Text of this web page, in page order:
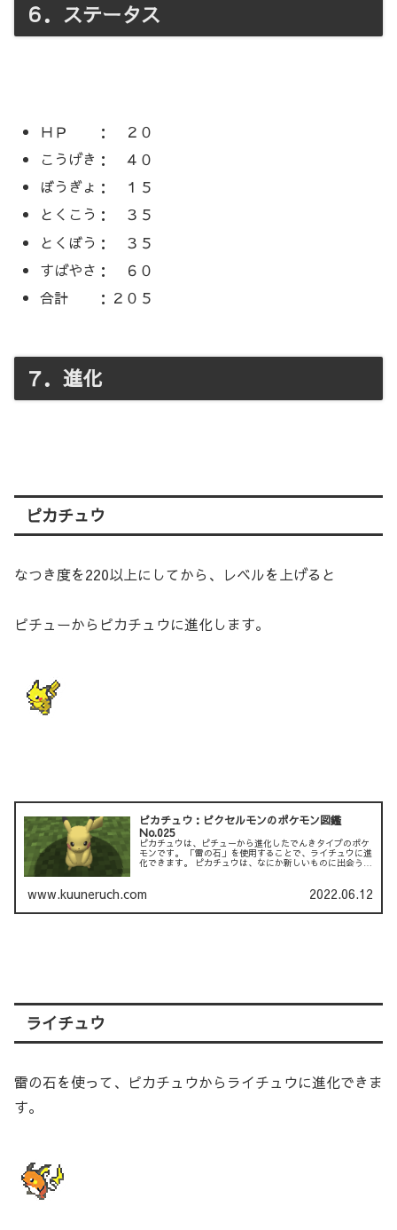
６．ステータス
ＨＰ ： ２０
こうげき： ４０
ぼうぎょ： １５
とくこう： ３５
とくぼう： ３５
すばやさ： ６０
合計 ：２０５
７．進化
ピカチュウ
なつき度を220以上にしてから、レベルを上げると
ピチューからピカチュウに進化します。
ピカチュウ：ピクセルモンのポケモン図鑑
No.025
ピカチュウは、ピチューから進化したでんきタイプのポケ
モンです。 「雷の石」を使用することで、ライチュウに進
化できます。 ピカチュウは、なにか新しいものに出会うた
www.kuuneruch.com 2022.06.12
ライチュウ
雷の石を使って、ピカチュウからライチュウに進化できま
す。